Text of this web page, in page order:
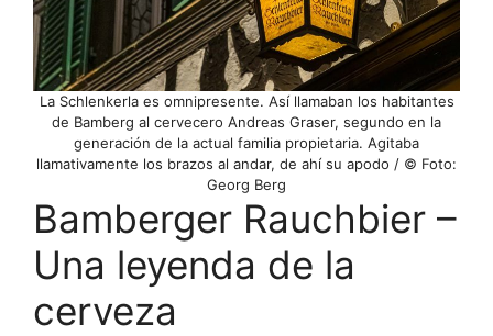
La Schlenkerla es omnipresente. Así llamaban los habitantes
de Bamberg al cervecero Andreas Graser, segundo en la
generación de la actual familia propietaria. Agitaba
llamativamente los brazos al andar, de ahí su apodo / © Foto:
Georg Berg
Bamberger Rauchbier –
Una leyenda de la
cerveza